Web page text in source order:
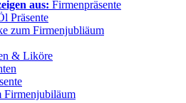
aus: Firmenpräsente
Präsente
zum Firmenjubliäum
& Liköre
Firmenjubiläum